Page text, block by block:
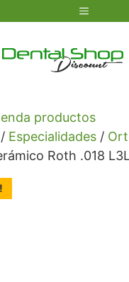
Menú
productos
/ Especialidades /
Roth .018